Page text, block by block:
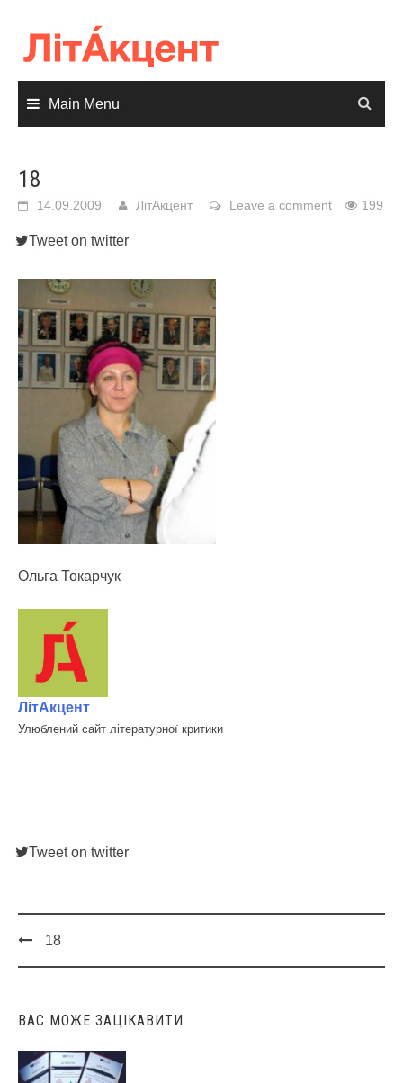
content
Main Menu
18
14.09.2009 ЛітАкцент Leave a comment 199
Tweet on twitter
Ольга Токарчук
ЛітАкцент
Улюблений сайт літературної критики
Tweet on twitter
Post
18
ВАС МОЖЕ ЗАЦІКАВИТИ